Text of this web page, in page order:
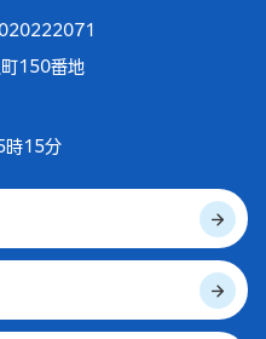
150番地
時15分